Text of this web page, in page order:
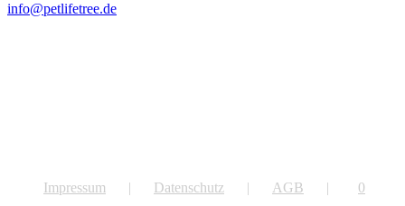
info@petlifetree.de
Impressum Datenschutz AGB
0